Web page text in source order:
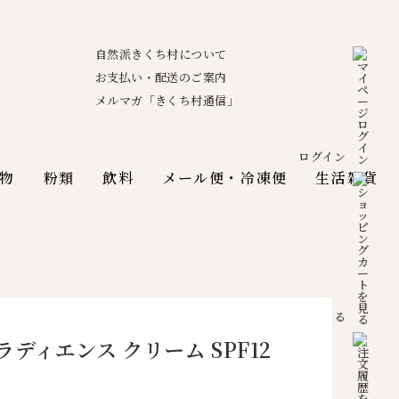
粉類 飲料 メール便・冷凍便 生活雑貨
自然派きくち村について
お支払い・配送のご案内
メルマガ「きくち村通信」
ログイン
カートを見る
ィエンス クリーム SPF12